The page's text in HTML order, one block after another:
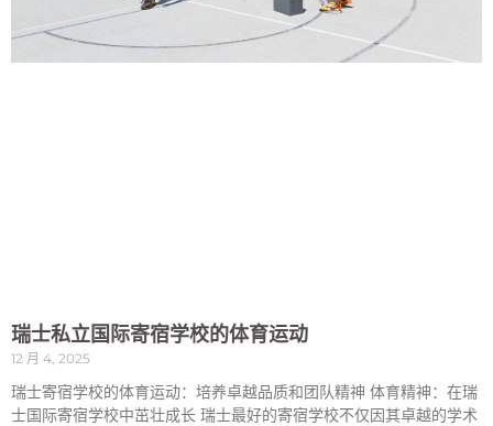
瑞士私立国际寄宿学校的体育运动
12 月 4, 2025
瑞士寄宿学校的体育运动：培养卓越品质和团队精神 体育精神：在瑞
士国际寄宿学校中茁壮成长 瑞士最好的寄宿学校不仅因其卓越的学术